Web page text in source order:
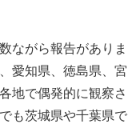
ながら報告がありま
愛知県、徳島県、宮
地で偶発的に観察さ
も茨城県や千葉県で